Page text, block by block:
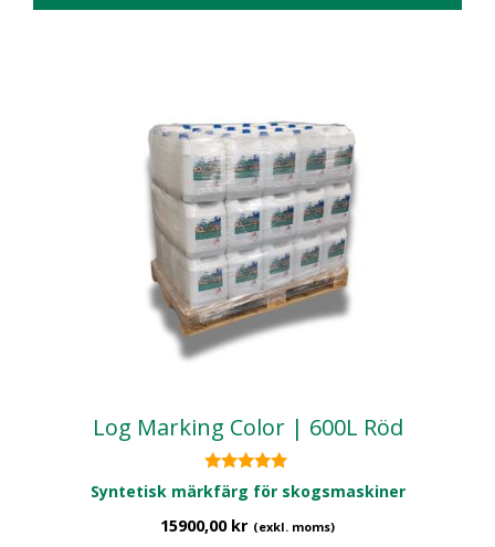
Log Marking Color | 600L Röd
5.00
av 5
Syntetisk märkfärg för skogsmaskiner
15900,00 kr (exkl. moms)